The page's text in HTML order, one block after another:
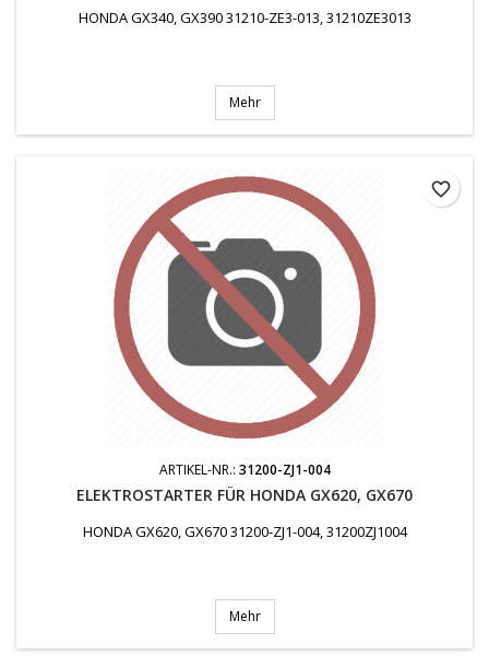
HONDA GX340, GX390 31210-ZE3-013, 31210ZE3013
Mehr
ARTIKEL-NR.: 31200-ZJ1-004
ELEKTROSTARTER FÜR HONDA GX620, GX670
HONDA GX620, GX670 31200-ZJ1-004, 31200ZJ1004
Mehr
favorite_border